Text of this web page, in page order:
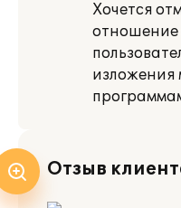
Хочется
отношение
изложения
Отзыв